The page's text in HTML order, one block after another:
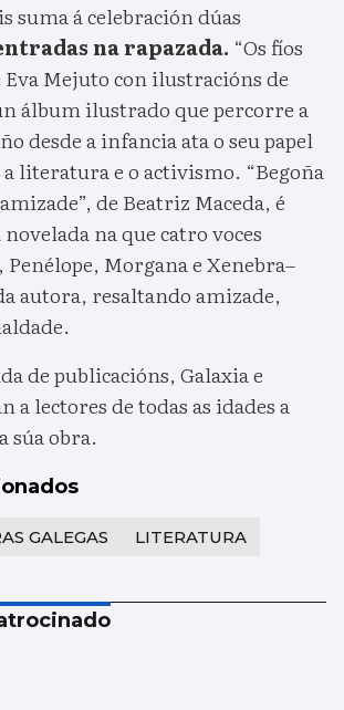
suma á celebración dúas
na rapazada. “Os fíos
Eva Mejuto con ilustracións de
álbum ilustrado que percorre a
desde a infancia ata o seu papel
literatura e o activismo. “Begoña
de Beatriz Maceda, é
na que catro voces
Morgana e Xenebra–
autora, resaltando amizade,
de publicacións, Galaxia e
a lectores de todas as idades a
súa obra.
GALEGAS LITERATURA